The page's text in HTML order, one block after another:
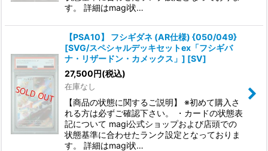
す。 詳細はmagi状…
【PSA10】 フシギダネ (AR仕様) {050/049}
[SVG/スペシャルデッキセットex「フシギバ
ナ・リザードン・カメックス」] [SV]
27,500円(税込)
在庫なし
【商品の状態に関するご説明】 ※初めて購入さ
れる方は必ずご確認下さい。 ・カードの状態表
記について magi公式ショップおよび店頭での
状態基準に合わせたランク設定となっておりま
す。 詳細はmagi状…